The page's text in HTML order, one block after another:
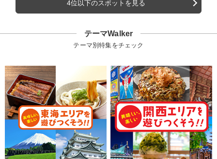
4位以下のスポットを見る
テーマWalker
テーマ別特集をチェック